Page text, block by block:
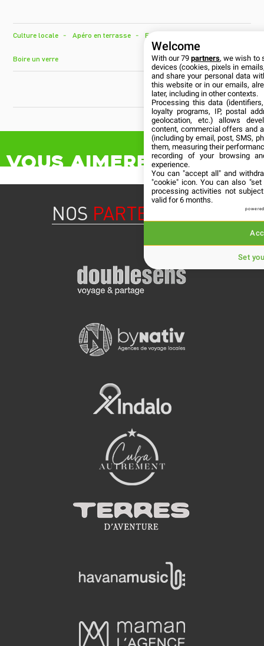
Culture locale Apéro en terrasse En famille
Boire un verre
CUBANÍA
Vous aimerez aussi
NOS PARTENAIRES
Welcome
With our 79partners, we wish to
devices (cookies, pixels in
and share your personal data
this website or in our emails,
later, including in other contexts.
Processing this data
loyalty programs, IP, postal
geolocation, etc.) allows
content, commercial offers and
(including by email, post, SMS,
them, measuring their
recording of your browsing
experience.
You can "accept all" and
"cookie" icon. You can also
processing activities not
valid for 6 months.
Set